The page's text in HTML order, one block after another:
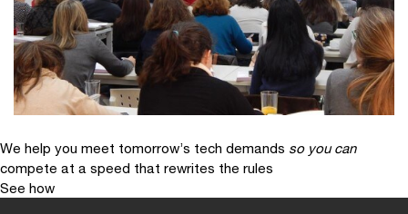
We help you meet tomorrow’s tech demands so you can
compete at a speed that rewrites the rules
See how